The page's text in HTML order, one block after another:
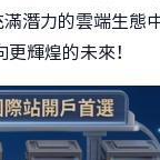
潛力的雲端生態
輝煌的未來！